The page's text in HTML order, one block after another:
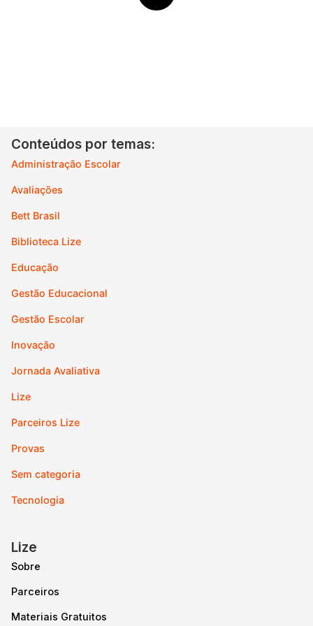
Conteúdos por temas:
Administração Escolar
Avaliações
Bett Brasil
Biblioteca Lize
Educação
Gestão Educacional
Gestão Escolar
Inovação
Jornada Avaliativa
Lize
Parceiros Lize
Provas
Sem categoria
Tecnologia
Lize
Sobre
Parceiros
Materiais Gratuitos